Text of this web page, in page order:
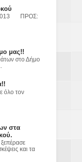
ΠΡΟΣ:
μας!!
στο Δήμο
όλο τον
στα
και τα